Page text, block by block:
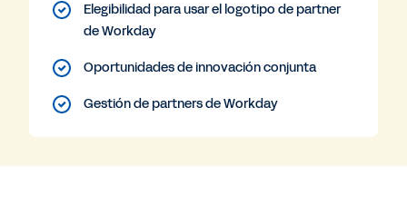
Elegibilidad para usar el logotipo de partner
de Workday
Oportunidades de innovación conjunta
Gestión de partners de Workday